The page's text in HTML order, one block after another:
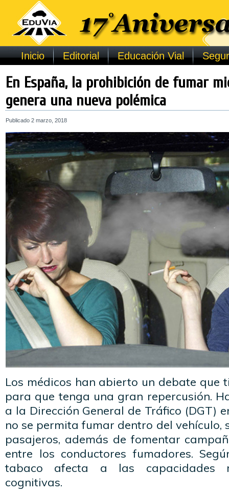
Inicio Editorial Educación Vial
En España, la prohibición de fumar
genera una nueva polémica
Publicado 2 marzo, 2018
Los médicos han abierto un debate que
para que tenga una gran repercusión.
a la Dirección General de Tráfico (DGT)
no se permita fumar dentro del vehículo,
pasajeros, además de fomentar
entre los conductores fumadores.
tabaco afecta a las capacidades
cognitivas.